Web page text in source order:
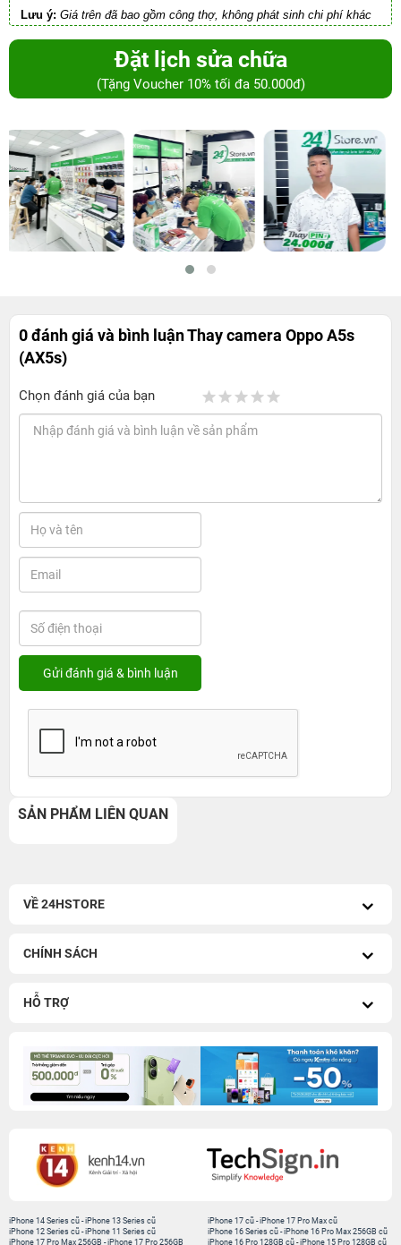
Lưu ý: Giá trên đã bao gồm công thợ, không phát sinh chi phí khác
Đặt lịch sửa chữa
(Tặng Voucher 10% tối đa 50.000đ)
0 đánh giá và bình luậnThay camera Oppo A5s
(AX5s)
Chọn đánh giá của bạn
SẢN PHẨM LIÊN QUAN
VỀ 24HSTORE
CHÍNH SÁCH
HỖ TRỢ
iPhone 14 Series cũ -iPhone 13 Series cũ
iPhone 12 Series cũ -iPhone 11 Series cũ
iPhone 17 Pro Max 256GB -iPhone 17 Pro 256GB
iPhone 17 cũ-iPhone 17 Pro Max cũ
iPhone 16 Series cũ- iPhone 16 Pro Max 256GB cũ
iPhone 16 Pro 128GB cũ-iPhone 15 Pro 128GB cũ